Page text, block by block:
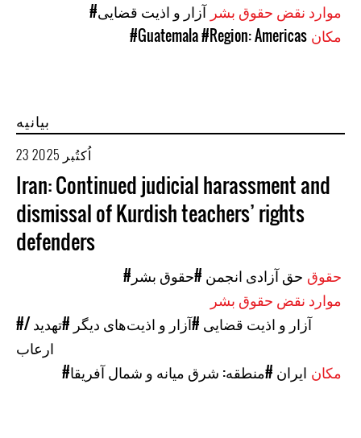
#آزار و اذیت قضایی
#Guatemala#Region: Americas
بیانیه
23 اُکتُبر 2025
Iran: Continued judicial harassment and
dismissal of Kurdish teachers’ rights
defenders
#حق آزادی انجمن #حقوق بشر
#آزار و اذیت قضایی #آزار و اذیت‌های دیگر #تهدید /
ارعاب
#ایران #منطقه: شرق میانه و شمال آفریقا